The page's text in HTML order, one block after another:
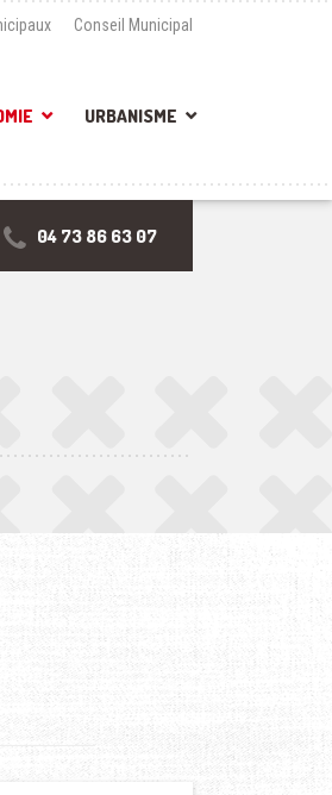
Conseil Municipal
URBANISME
04 73 86 63 07